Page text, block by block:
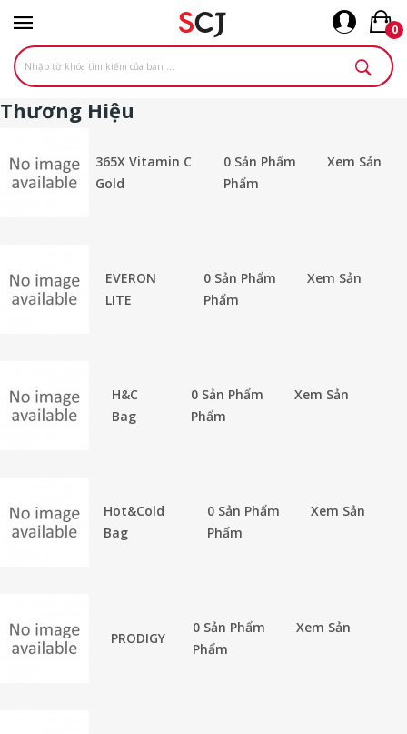
0
Thương Hiệu
365X Vitamin C
Gold
0 Sản Phẩm
Xem Sản
Phẩm
EVERON
LITE
0 Sản Phẩm
Xem Sản
Phẩm
H&C
Bag
0 Sản Phẩm
Xem Sản
Phẩm
Hot&cold
Bag
0 Sản Phẩm
Xem Sản
Phẩm
PRODIGY
0 Sản Phẩm
Xem Sản
Phẩm